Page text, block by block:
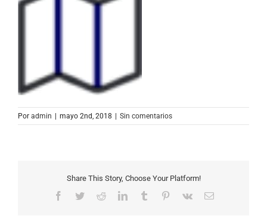
Por admin mayo 2nd, 2018 Sin comentarios
Share This Story, Choose Your Platform!
Facebook
TwitterRedditLinkedInTumblr Pinterest
Vk
Correo